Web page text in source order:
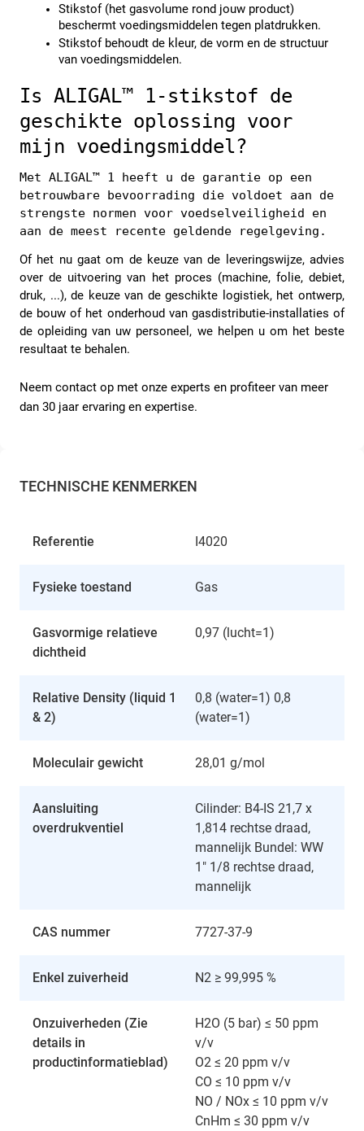
Stikstof (het gasvolume rond jouw product)
beschermt voedingsmiddelen tegen platdrukken.
Stikstof behoudt de kleur, de vorm en de structuur
van voedingsmiddelen.
Is ALIGAL™ 1-stikstof de
geschikte oplossing voor
mijn voedingsmiddel?
Met ALIGAL™ 1 heeft u de garantie op een
betrouwbare bevoorrading die voldoet aan de
strengste normen voor voedselveiligheid en
aan de meest recente geldende regelgeving.
Of het nu gaat om de keuze van de leveringswijze, advies
over de uitvoering van het proces (machine, folie, debiet,
druk, ...), de keuze van de geschikte logistiek, het ontwerp,
de bouw of het onderhoud van gasdistributie-installaties of
de opleiding van uw personeel, we helpen u om het beste
resultaat te behalen.
Neem contact op met onze experts en profiteer van meer
dan 30 jaar ervaring en expertise.
TECHNISCHE KENMERKEN
Referentie I4020
Fysieke toestand Gas
Gasvormige relatieve
dichtheid
0,97 (lucht=1)
Relative Density (liquid 1
& 2)
0,8 (water=1) 0,8
(water=1)
Moleculair gewicht 28,01 g/mol
Aansluiting
overdrukventiel
Cilinder: B4-IS 21,7 x
1,814 rechtse draad,
mannelijk Bundel: WW
1" 1/8 rechtse draad,
mannelijk
CAS nummer 7727-37-9
Enkel zuiverheid N2 ≥ 99,995 %
Onzuiverheden (Zie
details in
productinformatieblad)
H2O (5 bar) ≤ 50 ppm
v/v
O2 ≤ 20 ppm v/v
CO ≤ 10 ppm v/v
NO / NOx ≤ 10 ppm v/v
CnHm ≤ 30 ppm v/v